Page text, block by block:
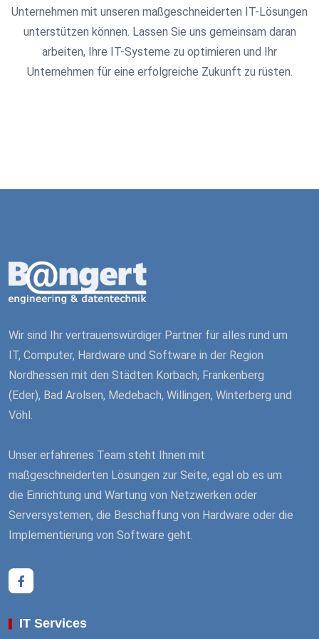
Unternehmen mit unseren maßgeschneiderten IT-Lösungen
unterstützen können. Lassen Sie uns gemeinsam daran
arbeiten, Ihre IT-Systeme zu optimieren und Ihr
Unternehmen für eine erfolgreiche Zukunft zu rüsten.
Wir sind Ihr vertrauenswürdiger Partner für alles rund um
IT, Computer, Hardware und Software in der Region
Nordhessen mit den Städten Korbach, Frankenberg
(Eder), Bad Arolsen, Medebach, Willingen, Winterberg und
Vöhl.
Unser erfahrenes Team steht Ihnen mit
maßgeschneiderten Lösungen zur Seite, egal ob es um
die Einrichtung und Wartung von Netzwerken oder
Serversystemen, die Beschaffung von Hardware oder die
Implementierung von Software geht.
IT Services